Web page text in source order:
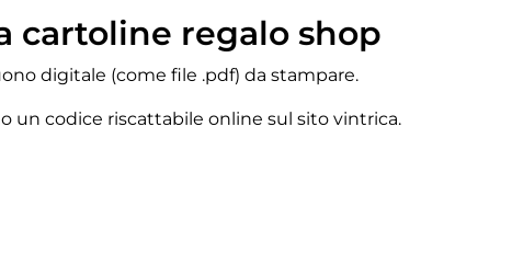
cartoline regalo shop
digitale (come file .pdf) da stampare.
un codice riscattabile online sul sito vintrica.